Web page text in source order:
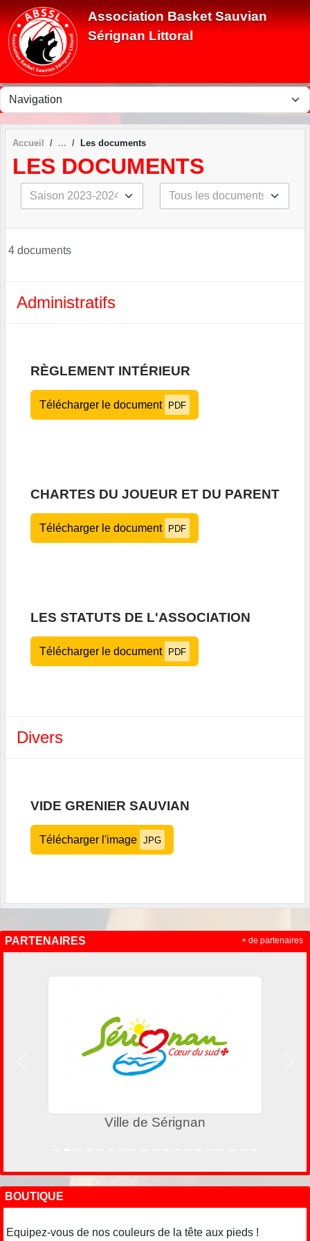
Association Basket Sauvian
Sérignan Littoral
Accueil Les documents
LES DOCUMENTS
4 documents
Administratifs
RÈGLEMENT INTÉRIEUR
Télécharger le document PDF
CHARTES DU JOUEUR ET DU PARENT
Télécharger le document PDF
LES STATUTS DE L'ASSOCIATION
Télécharger le document PDF
Divers
VIDE GRENIER SAUVIAN
Télécharger l'image JPG
PARTENAIRES
Ville de Sérignan
+ de partenaires
BOUTIQUE
Equipez-vous de nos couleurs de la tête aux pieds !
Panneau de gestion des cookies